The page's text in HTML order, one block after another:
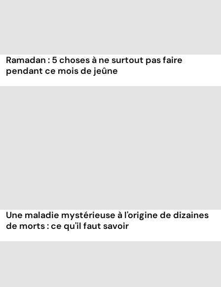
Ramadan : 5 choses à ne surtout pas faire
pendant ce mois de jeûne
Une maladie mystérieuse à l'origine de dizaines
de morts : ce qu'il faut savoir